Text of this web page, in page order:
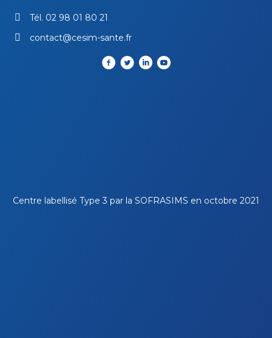
Tél. 02 98 01 80 21
contact@cesim-sante.fr
Centre labellisé Type 3 par la SOFRASIMS en octobre 2021